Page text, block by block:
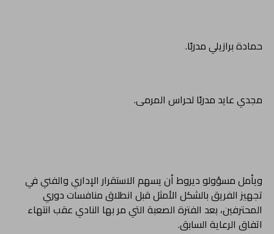
حمادة برازيلي مدربًا.
مجدي عايد مدربًا لحراس المرمى.
ويأمل مسؤولو ديروط أن يسهم الاستقرار الإداري والفني في
تجهيز الفريق بالشكل الأمثل قبل انطلاق منافسات دوري
المحترفين، بعد الفترة الصعبة التي مر بها النادي عقب انتهاء
اتفاق الرعاية السابق.